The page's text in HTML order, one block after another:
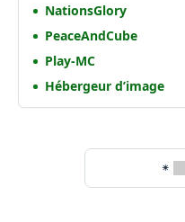
NationsGlory
PeaceAndCube
Play-MC
Hébergeur d’image